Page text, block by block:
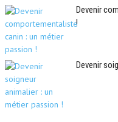
Devenir
!
Devenir